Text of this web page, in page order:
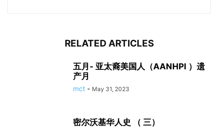
RELATED ARTICLES
五月- 亚太裔美国人（AANHPI ）遗
产月
mct - May 31, 2023
密尔沃基华人史 （ 三）